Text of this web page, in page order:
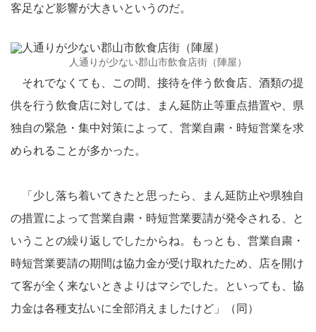
客足など影響が大きいというのだ。
人通りが少ない郡山市飲食店街（陣屋）
それでなくても、この間、接待を伴う飲食店、酒類の提
供を行う飲食店に対しては、まん延防止等重点措置や、県
独自の緊急・集中対策によって、営業自粛・時短営業を求
められることが多かった。
「少し落ち着いてきたと思ったら、まん延防止や県独自
の措置によって営業自粛・時短営業要請が発令される、と
いうことの繰り返しでしたからね。もっとも、営業自粛・
時短営業要請の期間は協力金が受け取れたため、店を開け
て客が全く来ないときよりはマシでした。といっても、協
力金は各種支払いに全部消えましたけど」（同）